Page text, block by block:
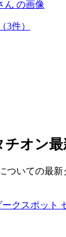
（3件）
チオン最
ついての最
クスポット